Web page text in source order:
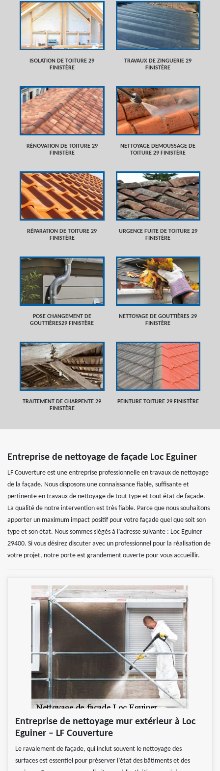
ISOLATION DE TOITURE 29
FINISTÈRE
TRAVAUX DE ZINGUERIE 29
FINISTÈRE
RÉNOVATION DE TOITURE 29
FINISTÈRE
NETTOYAGE DEMOUSSAGE DE
TOITURE 29 FINISTÈRE
RÉPARATION DE TOITURE 29
FINISTÈRE
URGENCE FUITE DE TOITURE 29
FINISTÈRE
POSE CHANGEMENT DE
GOUTTIÈRES29 FINISTÈRE
NETTOYAGE DE GOUTTIÈRES 29
FINISTÈRE
TRAITEMENT DE CHARPENTE 29
FINISTÈRE
PEINTURE TOITURE 29 FINISTÈRE
Entreprise de nettoyage de façade Loc Eguiner
LF Couverture est une entreprise professionnelle en travaux de nettoyage
de la façade. Nous disposons une connaissance fiable, suffisante et
pertinente en travaux de nettoyage de tout type et tout état de façade.
La qualité de notre intervention est très fiable. Parce que nous souhaitons
apporter un maximum impact positif pour votre façade quel que soit son
type et son état. Nous sommes siégés à l’adresse suivante : Loc Eguiner
29400. Si vous désirez discuter avec un professionnel pour la réalisation de
votre projet, notre porte est grandement ouverte pour vous accueillir.
Entreprise de nettoyage mur extérieur à Loc
Eguiner – LF Couverture
Le ravalement de façade, qui inclut souvent le nettoyage des
surfaces est essentiel pour préserver l’état des bâtiments et des